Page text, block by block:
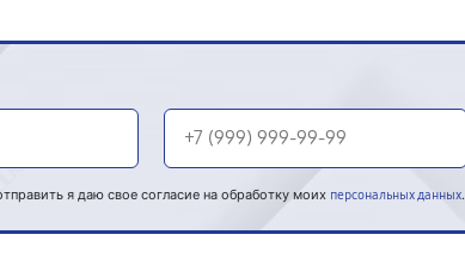
я даю свое согласие на обработку моих персональных данных.